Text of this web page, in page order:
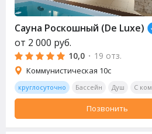
Сауна Роскошный (De Luxe)
от 2 000 руб.
10,0 · 19 отз.
Коммунистическая 10с
круглосуточно Бассейн Душ С
Позвонить